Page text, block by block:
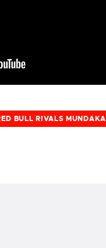
BULL RIVALS MUNDAKA